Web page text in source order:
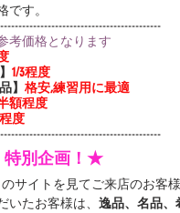
す。
考価格となります
1/3程度
】 格安,練習用に最適
額程度
度
特別企画！★
サイトを見てご来店のお客様
いたお客様は、 逸品、名品、